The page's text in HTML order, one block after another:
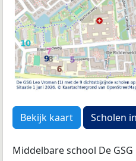
Bekijk kaart Scholen
Middelbare school De